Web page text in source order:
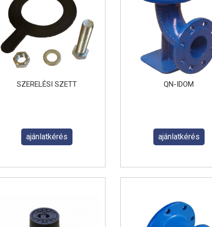
SZERELÉSI SZETT
ajánlatkérés
QN-IDOM
ajánlatkérés